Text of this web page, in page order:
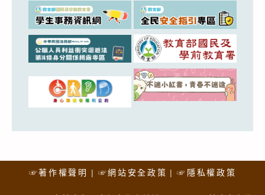
☞著作權聲明 ☞網站安全政策 ☞隱私權政策